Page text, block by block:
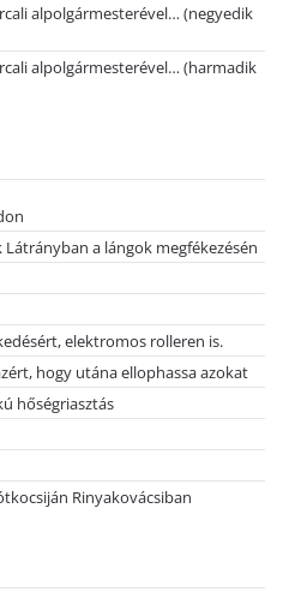
alpolgármesterével… (negyedik
alpolgármesterével… (harmadik
a lángok megfékezésén
elektromos rolleren is.
hogy utána ellophassa azokat
hőségriasztás
Rinyakovácsiban